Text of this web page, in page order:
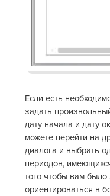
Если есть
задать
дату начала и дату
можете перейти на
диалога и выбрать
периодов,
того чтобы вам было
ориентироваться в